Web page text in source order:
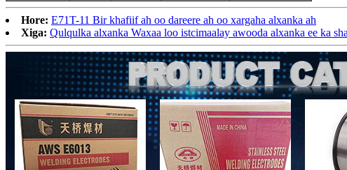
Hore: E71T-11 Bir khafiif ah oo dareere ah oo xargaha alxanka ah
Xiga: Qulqulka alxanka Waxaa loo istcimaalay awooda alxanka ee ka